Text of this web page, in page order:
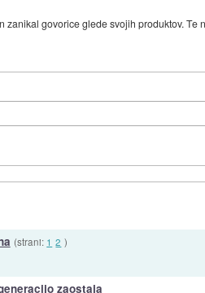
zanikal govorice glede svojih produktov.
(strani: 1 2 )
zaostaja